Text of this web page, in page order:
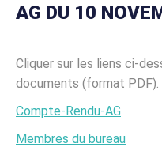
AG DU 10
Cliquer sur les liens ci-
documents (format PDF).
Compte-Rendu-AG
Membres du bureau